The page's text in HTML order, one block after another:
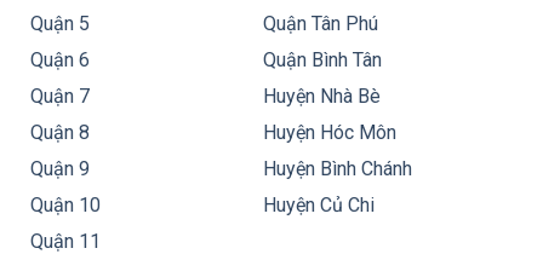
Quận 5
Quận 6
Quận 7
Quận 8
Quận 9
Quận 10
Quận 11
Quận Tân Phú
Quận Bình Tân
Huyện Nhà Bè
Huyện Hóc Môn
Huyện Bình Chánh
Huyện Củ Chi